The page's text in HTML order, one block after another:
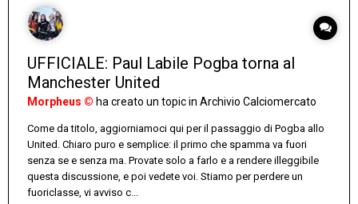
UFFICIALE: Paul Labile Pogba torna al
Manchester United
Morpheus © ha creato un topic in Archivio Calciomercato
Come da titolo, aggiorniamoci qui per il passaggio di Pogba allo
United. Chiaro puro e semplice: il primo che spamma va fuori
senza se e senza ma. Provate solo a farlo e a rendere illeggibile
questa discussione, e poi vedete voi. Stiamo per perdere un
fuoriclasse, vi avviso c...